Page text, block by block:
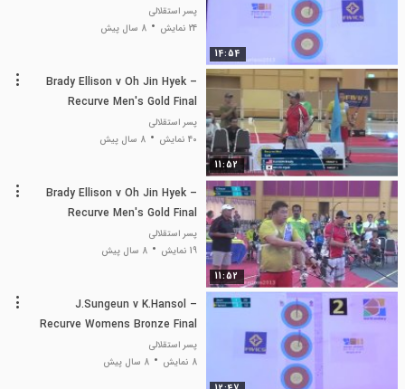
14:54
پسر استقلالی
24 نمایش
8 سال پیش
11:52
Brady Ellison v Oh Jin Hyek –
Recurve Men's Gold Final
پسر استقلالی
40 نمایش
8 سال پیش
11:52
Brady Ellison v Oh Jin Hyek –
Recurve Men's Gold Final
پسر استقلالی
19 نمایش
8 سال پیش
J.Sungeun v K.Hansol –
Recurve Womens Bronze Final
Bank
پسر استقلالی
8 نمایش
8 سال پیش